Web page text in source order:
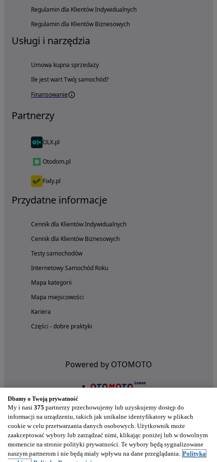
Regulamin dla Klientów Indywidualnych
Regulamin dla Klientów Biznesowych
Usługi i narzędzia
Umowa kupna sprzedaży
Ile jest wart Twój samochód?
Finansowanie
Partnerzy
OLX.pl
Otodom.pl
Fixly.pl
Przydatne informacje
Cennik dla Klientów Indywidualnych
Cennik dla Klientów Biznesowych
Testy samochodów
Internetowy Samochód Roku
Mapa kategorii
Mapa miejscowości
Kariera
Części - dobre praktyki
Powered by OTOMOTO
Dbamy o Twoją prywatność
My i nasi 375 partnerzy przechowujemy lub uzyskujemy dostęp do
informacji na urządzeniu, takich jak unikalne identyfikatory w plikach
cookie w celu przetwarzania danych osobowych. Użytkownik może
zaakceptować wybory lub zarządzać nimi, klikając poniżej lub w dowolnym
momencie na stronie polityki prywatności. Te wybory będą sygnalizowane
naszym partnerom i nie będą miały wpływu na dane przeglądania. Polityka